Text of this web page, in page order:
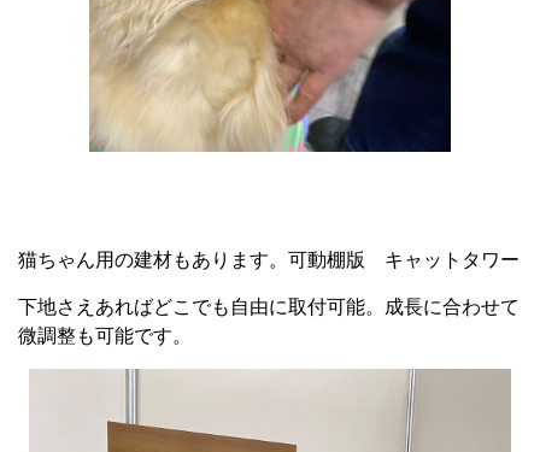
猫ちゃん用の建材もあります。可動棚版 キャットタワー
下地さえあればどこでも自由に取付可能。成長に合わせて
微調整も可能です。